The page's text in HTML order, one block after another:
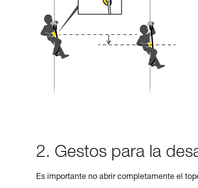
2. Gestos para la
Es importante no abrir completamente el